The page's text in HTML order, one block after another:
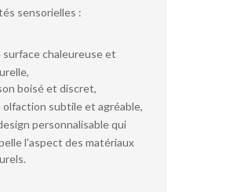
sensorielles :
surface chaleureuse et
boisé et discret,
olfaction subtile et agréable,
personnalisable qui
l'aspect des matériaux